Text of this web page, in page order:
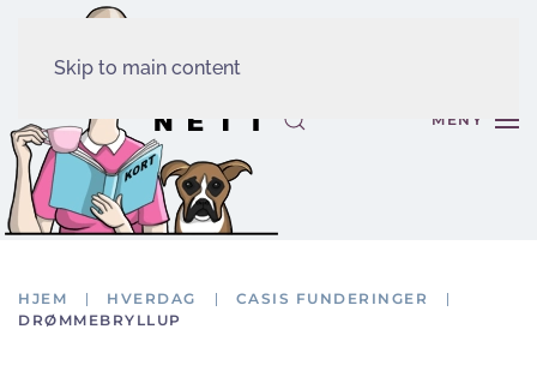
Skip to main content
MENY
HJEM HVERDAG
CASIS FUNDERINGER
DRØMMEBRYLLUP